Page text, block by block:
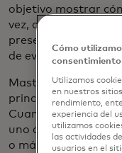
objetivo mostrar
vez, ayuda a los
preseleccionar las
de evaluación de
Mastercard fue
principales
Cuantificación de
uno de los
o más en ingresos
Cómo
consentimiento
Utilizamos
en nuestros
rendimiento,
experiencia del
utilizamos
las actividades
usuarios en el